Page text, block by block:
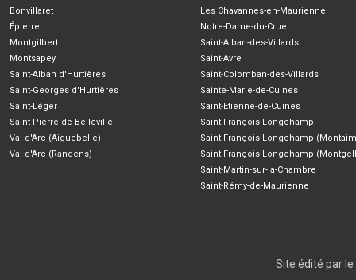
Bonvillaret
Épierre
Montgilbert
Montsapey
Saint-Alban d'Hurtières
Saint-Georges d'Hurtières
Saint-Léger
Saint-Pierre-de-Belleville
Val d'Arc (Aiguebelle)
Val d'Arc (Randens)
Les Chavannes-en-Maurienne
Notre-Dame-du-Cruet
Saint-Alban-des-Villards
Saint-Avre
Saint-Colomban-des-Villards
Sainte-Marie-de-Cuines
Saint-Etienne-de-Cuines
Saint-François-Longchamp
Saint-François-Longchamp
Saint-François-Longchamp
Saint-Martin-sur-la-Chambre
Saint-Rémy-de-Maurienne
Site édité par